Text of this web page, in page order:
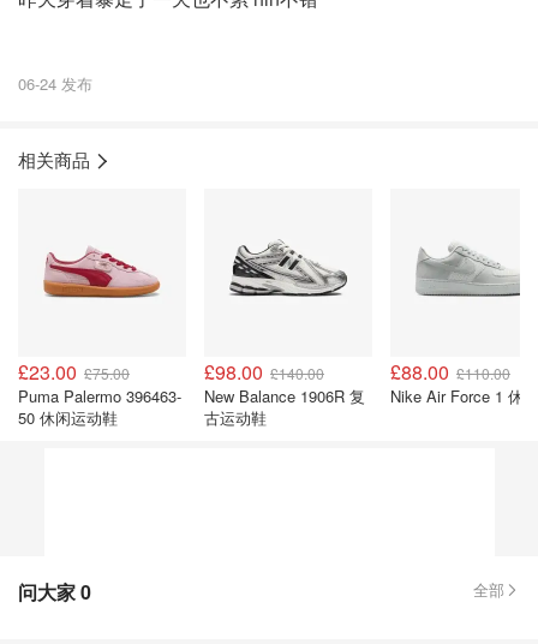
06-24 发布
相关商品
£23.00 £75.00
Puma Palermo 396463-
50 休闲运动鞋
£98.00 £140.00
New Balance 1906R 复
古运动鞋
£88.00 £110.00
Nike Air Force 1 休
问大家0 全部